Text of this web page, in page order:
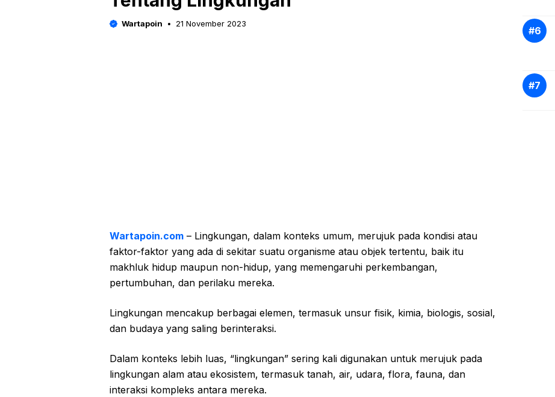
Wartapoin 21 November 2023
Wartapoin.com – Lingkungan, dalam konteks umum, merujuk pada kondisi atau
faktor-faktor yang ada di sekitar suatu organisme atau objek tertentu, baik itu
makhluk hidup maupun non-hidup, yang memengaruhi perkembangan,
pertumbuhan, dan perilaku mereka.
Lingkungan mencakup berbagai elemen, termasuk unsur fisik, kimia, biologis, sosial,
dan budaya yang saling berinteraksi.
Dalam konteks lebih luas, “lingkungan” sering kali digunakan untuk merujuk pada
lingkungan alam atau ekosistem, termasuk tanah, air, udara, flora, fauna, dan
interaksi kompleks antara mereka.